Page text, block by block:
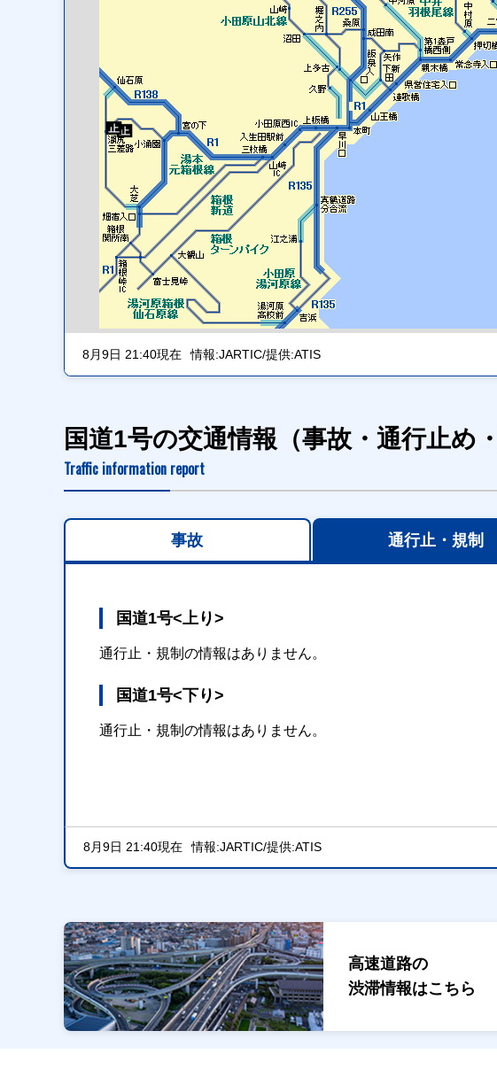
8月9日 21:40現在 情報:JARTIC/提供:ATIS
国道1号の交通情報（事故・通行止め
Traffic information report
事故 通行止・規制
国道1号<上り>
通行止・規制の情報はありません。
国道1号<下り>
通行止・規制の情報はありません。
8月9日 21:40現在 情報:JARTIC/提供:ATIS
高速道路の
渋滞情報はこちら